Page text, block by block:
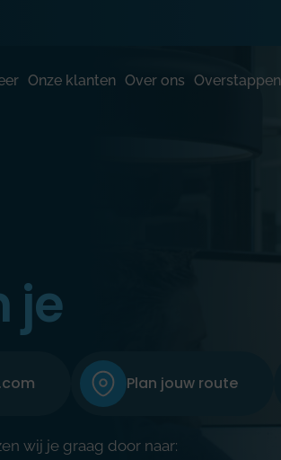
Onze klanten Over ons Overstappen
je
Plan jouw route
wij je graag door naar: